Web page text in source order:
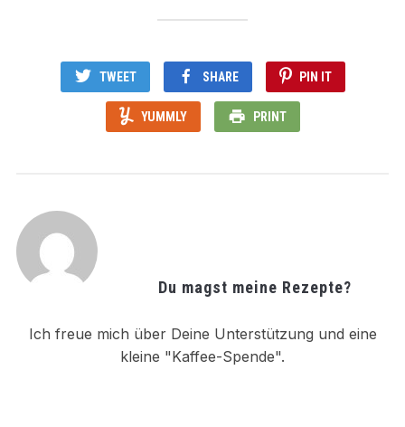
TWEET SHARE PIN IT
YUMMLY PRINT
Du magst meine Rezepte?
Ich freue mich über Deine Unterstützung und eine
kleine "Kaffee-Spende".